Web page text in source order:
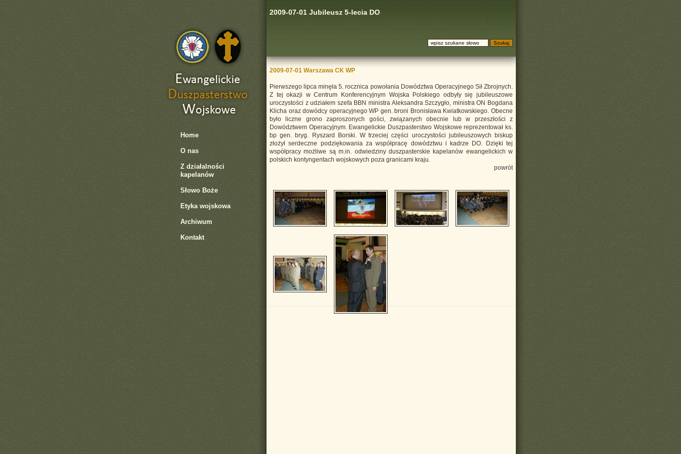
Home
O nas
Z działalności
kapelanów
Słowo Boże
Etyka wojskowa
Archiwum
Kontakt
2009-07-01 Jubileusz 5-lecia DO
2009-07-01 Warszawa CK WP
Pierwszego lipca minęła 5. rocznica powołania Dowództwa Operacyjnego Sił Zbrojnych.
Z tej okazji w Centrum Konferencyjnym Wojska Polskiego odbyły się jubileuszowe
uroczystości z udziałem szefa BBN ministra Aleksandra Szczygło, ministra ON Bogdana
Klicha oraz dowódcy operacyjnego WP gen. broni Bronisława Kwiatkowskiego. Obecne
było liczne grono zaproszonych gości, związanych obecnie lub w przeszłości z
Dowództwem Operacyjnym. Ewangelickie Duszpasterstwo Wojskowe reprezentował ks.
bp gen. bryg. Ryszard Borski. W trzeciej części uroczystości jubileuszowych biskup
złożył serdeczne podziękowania za współpracę dowództwu i kadrze DO. Dzięki tej
współpracy możliwe są m.in. odwiedziny duszpasterskie kapelanów ewangelickich w
polskich kontyngentach wojskowych poza granicami kraju.
powrót